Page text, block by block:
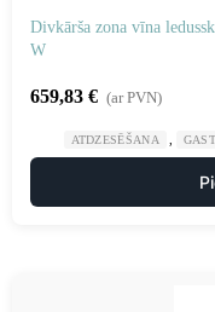
Divkārša zona vīna
W
659,83 € (ar PVN)
ATDZESĒŠANA